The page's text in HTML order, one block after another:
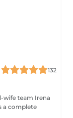
132
a complete